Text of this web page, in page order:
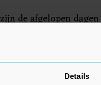
Details
de afgelopen
in Syrië
week in Idlib een
de Russische
die het